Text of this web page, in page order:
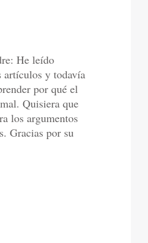
He leído
artículos y todavía
por qué el
Quisiera que
los argumentos
Gracias por su